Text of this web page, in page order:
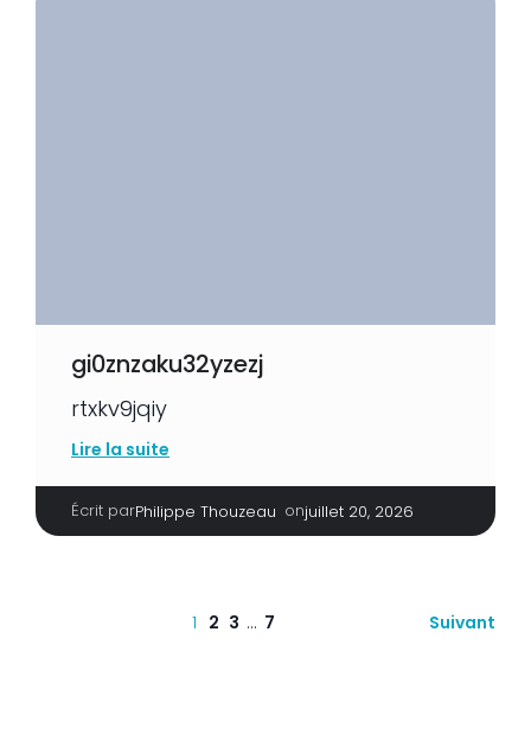
gi0znzaku32yzezj
rtxkv9jqiy
Lire la suite
Écrit parPhilippe Thouzeau onjuillet 20, 2026
1 2 3 … 7 Suivant